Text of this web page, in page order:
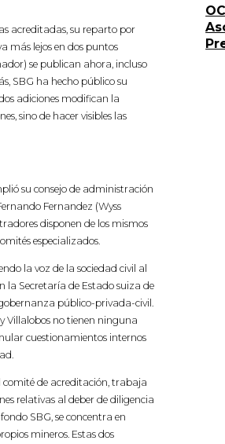
acreditadas, su reparto por
más lejos en dos puntos
se publican ahora, incluso
SBG ha hecho público su
adiciones modifican la
sino de hacer visibles las
su consejo de administración
Fernandez (Wyss
disponen de los mismos
especializados.
la voz de la sociedad civil al
la Secretaría de Estado suiza de
público-privada-civil.
Villalobos no tienen ninguna
cuestionamientos internos
comité de acreditación, trabaja
relativas al deber de diligencia
SBG, se concentra en
mineros. Estas dos